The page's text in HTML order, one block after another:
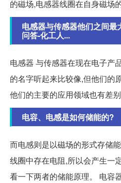
的磁场,电感器线圈在自身磁场
电感器与传感器他们之间
问答-化工人...
电感器 与传感器在现在电子产
的名字听起来比较像,但他们的
他们的主要的应用领域也有差
电容、电感是如何储能的?
而电感则是以磁场的形式存储
线圈中存在电阻,所以会产生一
看一下两者的储能原理。 电容